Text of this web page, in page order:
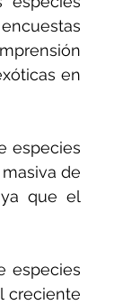
en
especies
de
ya que el
especies
creciente